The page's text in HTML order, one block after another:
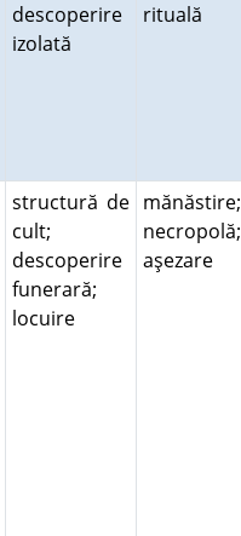
descoperire
izolată
rituală
structură de
cult;
descoperire
funerară;
locuire
mănăstire;
necropolă;
aşezare